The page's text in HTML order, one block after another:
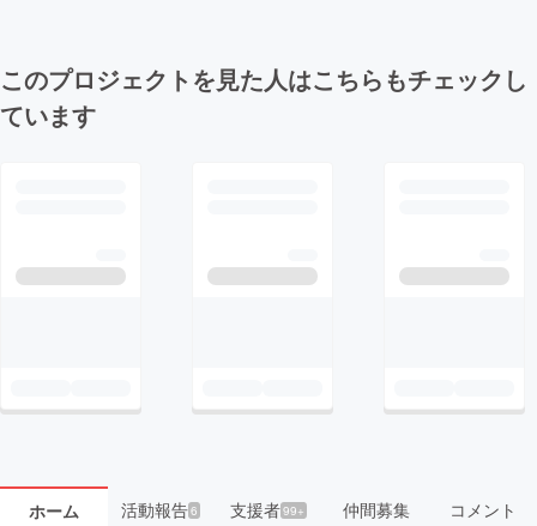
このプロジェクトを見た人はこちらもチェックし
ています
ホーム 活動報告6 支援者99+ 仲間募集 コメント